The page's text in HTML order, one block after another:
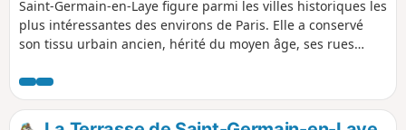
Saint-Germain-en-Laye figure parmi les villes historiques les
plus intéressantes des environs de Paris. Elle a conservé
son tissu urbain ancien, hérité du moyen âge, ses rues
antérieures au XVIIe siècle.